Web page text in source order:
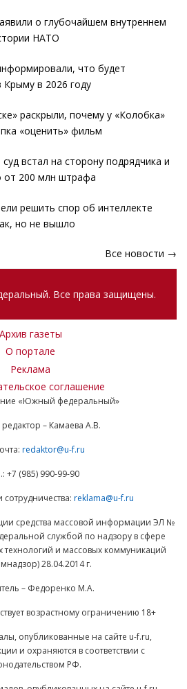
о глубочайшем внутреннем
НАТО
что будет
Крыму в 2026 году
раскрыли, почему у «Колобка»
«оценить» фильм
встал на сторону подрядчика и
от 200 млн штрафа
решить спор об интеллекте
но не вышло
Все новости →
Все права защищены.
Архив газеты
О портале
Реклама
соглашение
«Южный федеральный»
– Камаева А.В.
redaktor@u-f.ru
+7 (985) 990-99-90
reklama@u-f.ru
средства массовой информации ЭЛ №
службой по надзору в сфере
и массовых коммуникаций
28.04.2014 г.
– Федоренко М.А.
возрастному ограничению 18+
опубликованные на сайте u-f.ru,
и охраняются в соответствии с
РФ.